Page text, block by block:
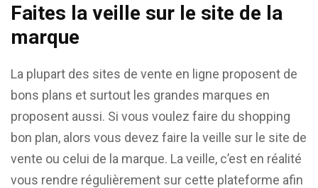
Faites la veille sur le site de la
marque
La plupart des sites de vente en ligne proposent de
bons plans et surtout les grandes marques en
proposent aussi. Si vous voulez faire du shopping
bon plan, alors vous devez faire la veille sur le site de
vente ou celui de la marque. La veille, c’est en réalité
vous rendre régulièrement sur cette plateforme afin